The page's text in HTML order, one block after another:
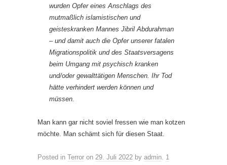
wurden Opfer eines Anschlags des
mutmaßlich islamistischen und
geisteskranken Mannes Jibril Abdurahman
– und damit auch die Opfer unserer fatalen
Migrationspolitik und des Staatsversagens
beim Umgang mit psychisch kranken
und/oder gewalttätigen Menschen. Ihr Tod
hätte verhindert werden können und
müssen.
Man kann gar nicht soviel fressen wie man kotzen
möchte. Man schämt sich für diesen Staat.
Posted in Terror on 29. Juli 2022 by admin 1